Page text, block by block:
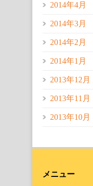
2014年4月
2014年3月
2014年2月
2014年1月
2013年12月
2013年11月
2013年10月
メニュー